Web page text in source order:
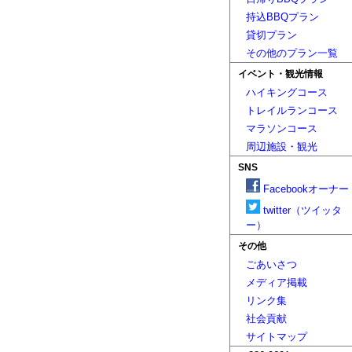
持込BBQプラン
貸切プラン
その他のプラン一覧
イベント・観光情報
ハイキングコース
トレイルランコース
マラソンコース
周辺施設・観光
SNS
Facebookオーナー
twitter（ツイッタ
ー）
その他
ごあいさつ
メディア掲載
リンク集
社会貢献
サイトマップ